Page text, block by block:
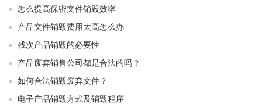
怎么提高保密文件销毁效率
产品文件销毁费用太高怎么办
残次产品销毁的必要性
产品废弃销售公司都是合法的吗？
如何合法销毁废弃文件？
电子产品销毁方式及销毁程序